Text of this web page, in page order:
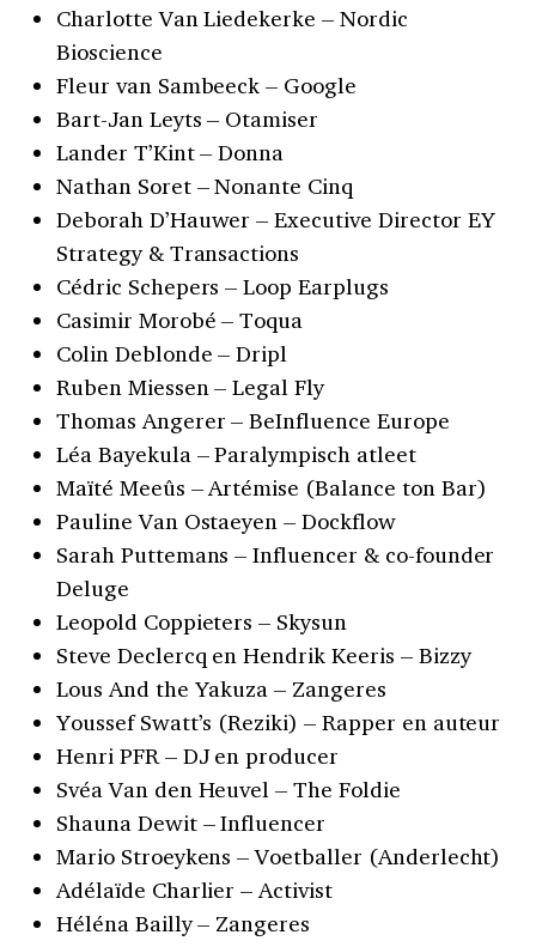
Charlotte Van Liedekerke – Nordic
Bioscience
Fleur van Sambeeck – Google
Bart-Jan Leyts – Otamiser
Lander T’Kint – Donna
Nathan Soret – Nonante Cinq
Deborah D’Hauwer – Executive Director EY
Strategy & Transactions
Cédric Schepers – Loop Earplugs
Casimir Morobé – Toqua
Colin Deblonde – Dripl
Ruben Miessen – Legal Fly
Thomas Angerer – BeInfluence Europe
Léa Bayekula – Paralympisch atleet
Maïté Meeûs – Artémise (Balance ton Bar)
Pauline Van Ostaeyen – Dockflow
Sarah Puttemans – Influencer & co-founder
Deluge
Leopold Coppieters – Skysun
Steve Declercq en Hendrik Keeris – Bizzy
Lous And the Yakuza – Zangeres
Youssef Swatt’s (Reziki) – Rapper en auteur
Henri PFR – DJ en producer
Svéa Van den Heuvel – The Foldie
Shauna Dewit – Influencer
Mario Stroeykens – Voetballer (Anderlecht)
Adélaïde Charlier – Activist
Héléna Bailly – Zangeres